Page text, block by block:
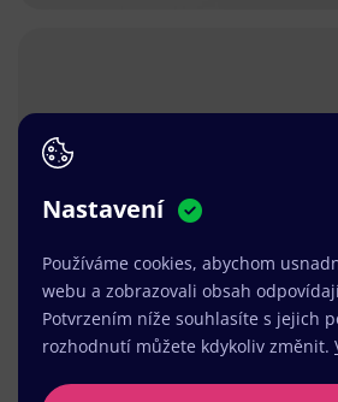
Nastavení
Používáme cookies, abychom
webu a zobrazovali obsah
Potvrzením níže souhlasíte s jejich
rozhodnutí můžete kdykoliv změnit.